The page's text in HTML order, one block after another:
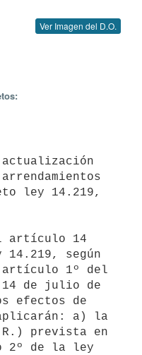
Ver Imagen del D.O.
ley 14.219,
según
artículo 1º del
14 de julio de
efectos de
a) la
prevista en
2º de la ley